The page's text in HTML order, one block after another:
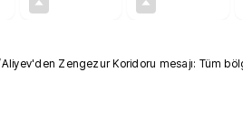
Aliyev'den Zengezur Koridoru mesajı: Tüm